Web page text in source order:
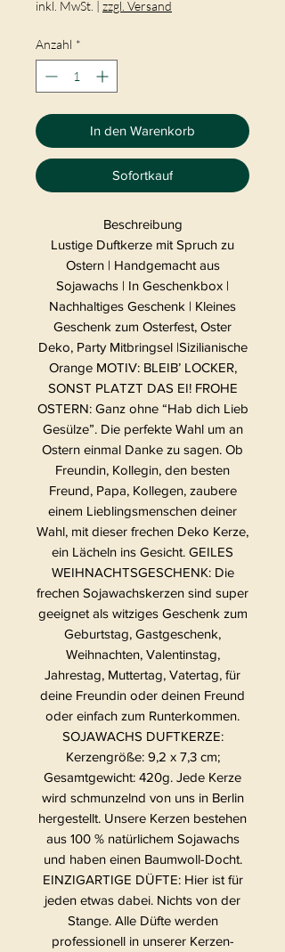
inkl. MwSt. | zzgl. Versand
Anzahl *
In den Warenkorb
Sofortkauf
Beschreibung
Lustige Duftkerze mit Spruch zu
Ostern | Handgemacht aus
Sojawachs | In Geschenkbox |
Nachhaltiges Geschenk | Kleines
Geschenk zum Osterfest, Oster
Deko, Party Mitbringsel |Sizilianische
Orange MOTIV: BLEIB’ LOCKER,
SONST PLATZT DAS EI! FROHE
OSTERN: Ganz ohne “Hab dich Lieb
Gesülze”. Die perfekte Wahl um an
Ostern einmal Danke zu sagen. Ob
Freundin, Kollegin, den besten
Freund, Papa, Kollegen, zaubere
einem Lieblingsmenschen deiner
Wahl, mit dieser frechen Deko Kerze,
ein Lächeln ins Gesicht. GEILES
WEIHNACHTSGESCHENK: Die
frechen Sojawachskerzen sind super
geeignet als witziges Geschenk zum
Geburtstag, Gastgeschenk,
Weihnachten, Valentinstag,
Jahrestag, Muttertag, Vatertag, für
deine Freundin oder deinen Freund
oder einfach zum Runterkommen.
SOJAWACHS DUFTKERZE:
Kerzengröße: 9,2 x 7,3 cm;
Gesamtgewicht: 420g. Jede Kerze
wird schmunzelnd von uns in Berlin
hergestellt. Unsere Kerzen bestehen
aus 100 % natürlichem Sojawachs
und haben einen Baumwoll-Docht.
EINZIGARTIGE DÜFTE: Hier ist für
jeden etwas dabei. Nichts von der
Stange. Alle Düfte werden
professionell in unserer Kerzen-